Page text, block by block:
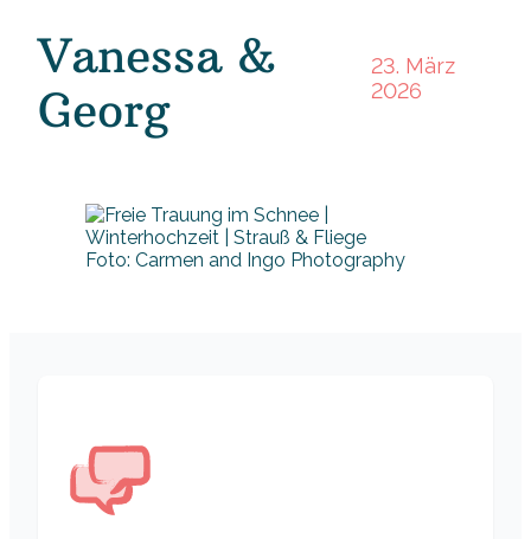
Vanessa &
Georg
23. März
2026
Foto: Carmen and Ingo Photography